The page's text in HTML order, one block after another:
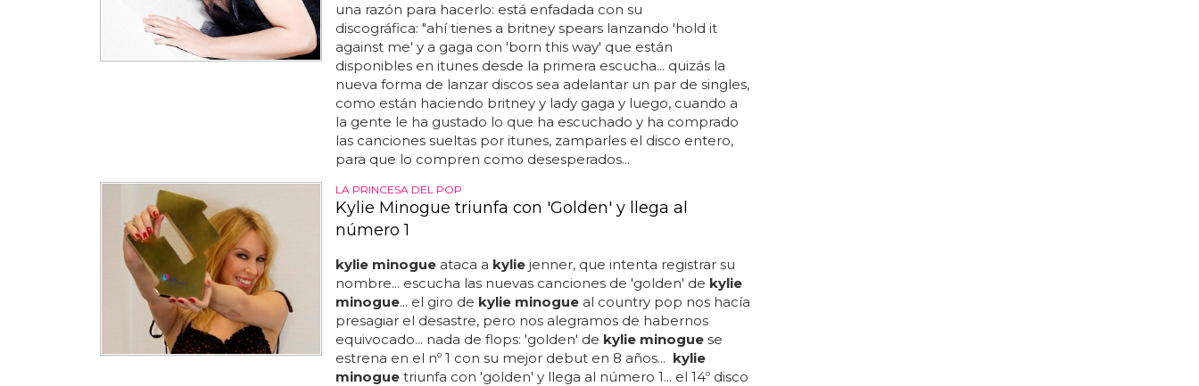
una razón para hacerlo: está enfadada con su
discográfica: "ahí tienes a britney spears lanzando 'hold it
against me' y a gaga con 'born this way' que están
disponibles en itunes desde la primera escucha... quizás la
nueva forma de lanzar discos sea adelantar un par de singles,
como están haciendo britney y lady gaga y luego, cuando a
la gente le ha gustado lo que ha escuchado y ha comprado
las canciones sueltas por itunes, zamparles el disco entero,
para que lo compren como desesperados...
LA PRINCESA DEL POP
Kylie Minogue triunfa con 'Golden' y llega al
número 1
kylie minogueataca a kyliejenner, que intenta registrar su
nombre... escucha las nuevas canciones de 'golden' de kylie
minogue... el giro de kylie minogueal country pop nos hacía
presagiar el desastre, pero nos alegramos de habernos
equivocado... nada de flops: 'golden' de kylie minoguese
estrena en el nº 1 con su mejor debut en 8 años... kylie
minoguetriunfa con 'golden' y llega al número 1... el 14º disco